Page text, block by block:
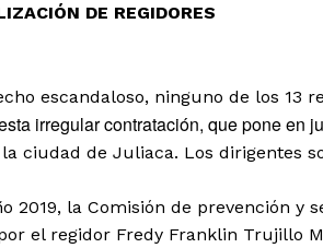
DE REGIDORES
escandaloso, ninguno de los 13
irregular contratación, que pone en
ciudad de Juliaca. Los dirigentes
2019, la Comisión de prevención y
el regidor Fredy Franklin Trujillo